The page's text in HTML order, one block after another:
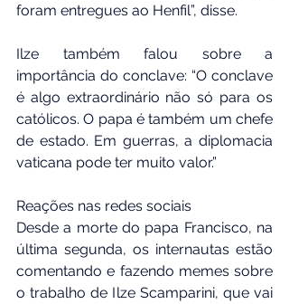
foram entregues ao Henfil”, disse.
Ilze também falou sobre a
importância do conclave: “O conclave
é algo extraordinário não só para os
católicos. O papa é também um chefe
de estado. Em guerras, a diplomacia
vaticana pode ter muito valor.”
Reações nas redes sociais
Desde a morte do papa Francisco, na
última segunda, os internautas estão
comentando e fazendo memes sobre
o trabalho de Ilze Scamparini, que vai